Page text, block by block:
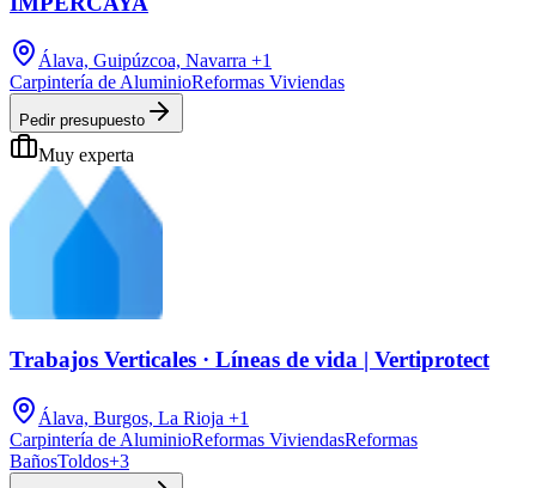
Álava, Guipúzcoa, Navarra +1
Carpintería de AluminioReformas Viviendas
Pedir presupuesto
Muy experta
Trabajos Verticales · Líneas de vida | Vertiprotect
Álava, Burgos, La Rioja +1
Carpintería de AluminioReformas ViviendasReformas
BañosToldos+3